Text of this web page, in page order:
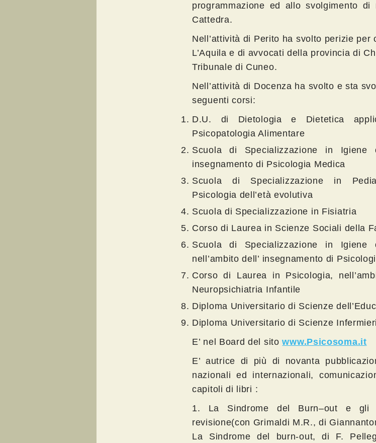
programmazione ed allo svolgimento di
Cattedra.
Nell’attività di Perito ha svolto perizie per
L’Aquila e di avvocati della provincia di
Tribunale di Cuneo.
Nell’attività di Docenza ha svolto e sta
seguenti corsi:
D.U. di Dietologia e Dietetica
Psicopatologia Alimentare
Scuola di Specializzazione in Igiene
insegnamento di Psicologia Medica
Scuola di Specializzazione in
Psicologia dell’età evolutiva
Scuola di Specializzazione in Fisiatria
Corso di Laurea in Scienze Sociali della
Scuola di Specializzazione in Igiene
nell’ambito dell’ insegnamento di
Corso di Laurea in Psicologia,
Neuropsichiatria Infantile
Diploma Universitario di Scienze
Diploma Universitario di Scienze
E’ nel Board del sitowww.Psicosoma.it
E’ autrice di più di novanta
nazionali ed internazionali,
capitoli di libri :
1. La Sindrome del Burn–out e gli
revisione(con Grimaldi M.R., di
La Sindrome del burn-out, di F.